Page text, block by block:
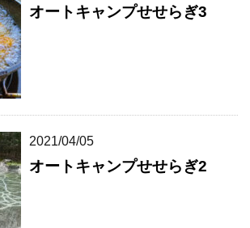
オートキャンプせせらぎ3
2021/04/05
オートキャンプせせらぎ2